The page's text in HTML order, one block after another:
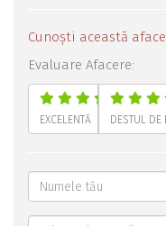
Cunoști această
Evaluare Afacere:
EXCELENTĂ DESTUL DE